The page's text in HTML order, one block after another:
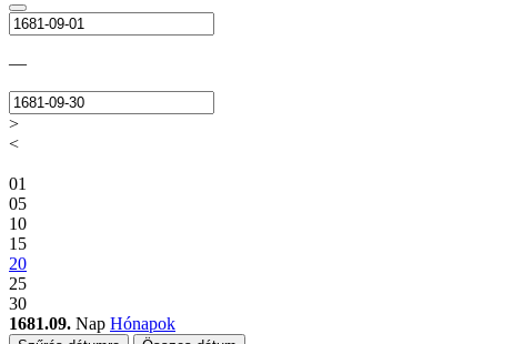
—
>
<
01
05
10
15
20
25
30
1681.09. Nap Hónapok